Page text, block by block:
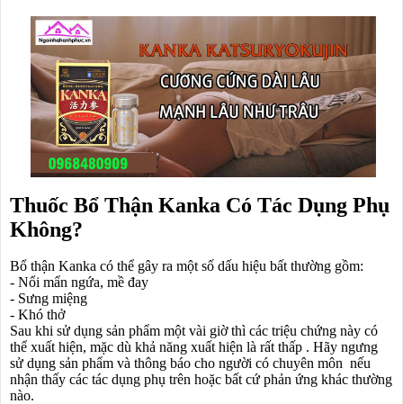
Thuốc Bổ Thận Kanka Có Tác Dụng Phụ
Không?
Bổ thận Kanka có thể gây ra một số dấu hiệu bất thường gồm:
- Nổi mẩn ngứa, mề đay
- Sưng miệng
- Khó thở
Sau khi sử dụng sản phẩm một vài giờ thì các triệu chứng này có
thể xuất hiện, mặc dù khả năng xuất hiện là rất thấp . Hãy ngưng
sử dụng sản phẩm và thông báo cho người có chuyên môn nếu
nhận thấy các tác dụng phụ trên hoặc bất cứ phản ứng khác thường
nào.